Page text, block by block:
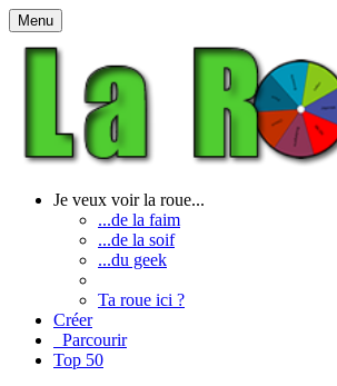
Menu
Je veux voir la roue...
...de la faim
...de la soif
...du geek
Ta roue ici ?
Créer
Parcourir
Top 50